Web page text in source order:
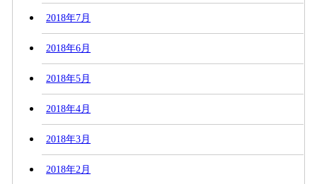
2018年7月
2018年6月
2018年5月
2018年4月
2018年3月
2018年2月